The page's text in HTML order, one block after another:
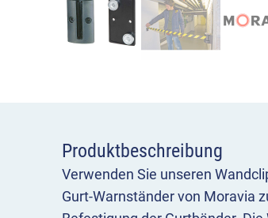
Produktbeschreibung
Verwenden Sie unseren
Gurt-Warnständer von Moravia